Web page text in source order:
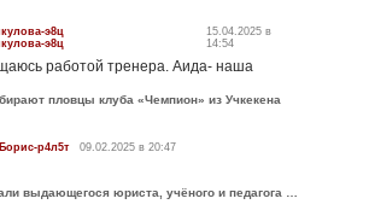
э8ц
э8ц
15.04.2025 в
14:54
работой тренера. Аида- наша
пловцы клуба «Чемпион» из Учкекена
р4л5т 09.02.2025 в 20:47